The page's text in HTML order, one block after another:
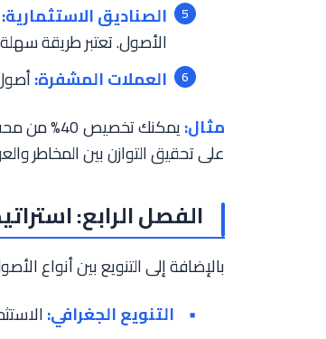
الصناديق الاستثمارية:
الأصول. تعتبر طريقة سهلة
العملات المشفرة:
مثال:
على تحقيق التوازن بين المخاطر
الفصل الرابع:
بالإضافة إلى التنويع بين أنواع
التنويع الجغرافي: